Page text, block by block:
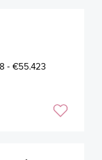
- €55.423